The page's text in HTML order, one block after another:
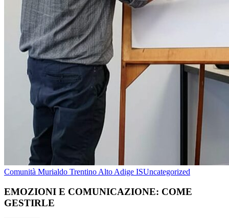
Comunità Murialdo Trentino Alto Adige ISUncategorized
EMOZIONI E COMUNICAZIONE: COME
GESTIRLE